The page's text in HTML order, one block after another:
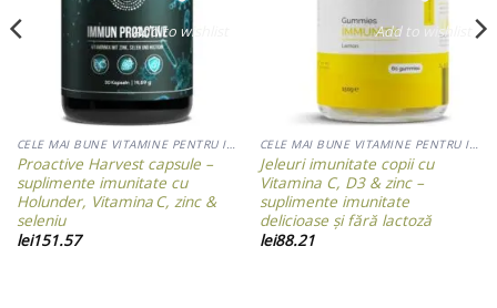
Add to wishlist
CELE MAI BUNE VITAMINE PENTRU IMUNITATE ADULTI
Proactive Harvest capsule –
suplimente imunitate cu
Holunder, Vitamina C, zinc &
seleniu
lei151.57
Add to wishlist
CELE MAI BUNE VITAMINE PENTRU IMUNITATE ADULTI
Jeleuri imunitate copii cu
Vitamina C, D3 & zinc –
suplimente imunitate
delicioase și fără lactoză
lei88.21